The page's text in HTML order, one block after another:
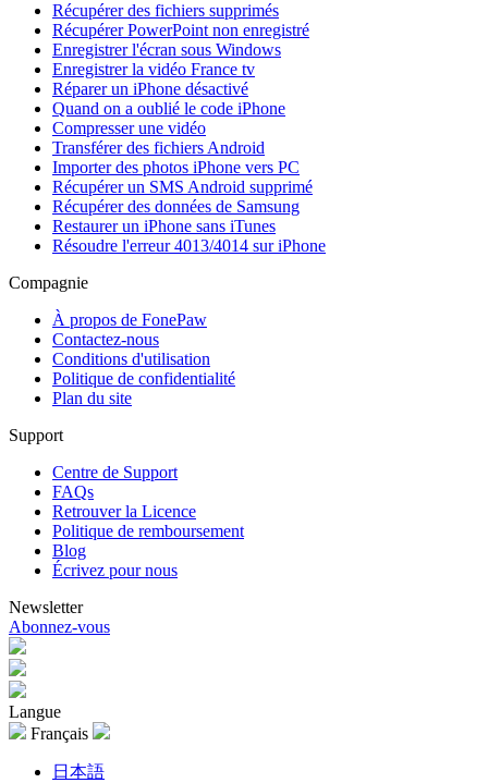
Récupérer des fichiers supprimés
Récupérer PowerPoint non enregistré
Enregistrer l'écran sous Windows
Enregistrer la vidéo France tv
Réparer un iPhone désactivé
Quand on a oublié le code iPhone
Compresser une vidéo
Transférer des fichiers Android
Importer des photos iPhone vers PC
Récupérer un SMS Android supprimé
Récupérer des données de Samsung
Restaurer un iPhone sans iTunes
Résoudre l'erreur 4013/4014 sur iPhone
Compagnie
À propos de FonePaw
Contactez-nous
Conditions d'utilisation
Politique de confidentialité
Plan du site
Support
Centre de Support
FAQs
Retrouver la Licence
Politique de remboursement
Blog
Écrivez pour nous
Newsletter
Abonnez-vous
Langue
Français
日本語